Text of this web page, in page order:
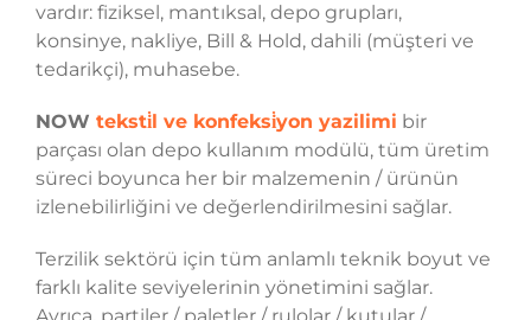
vardır: fiziksel, mantıksal, depo grupları,
konsinye, nakliye, Bill & Hold, dahili (müşteri ve
tedarikçi), muhasebe.
NOW teksti̇l ve konfeksi̇yon yazilimi bir
parçası olan depo kullanım modülü, tüm üretim
süreci boyunca her bir malzemenin / ürünün
izlenebilirliğini ve değerlendirilmesini sağlar.
Terzilik sektörü için tüm anlamlı teknik boyut ve
farklı kalite seviyelerinin yönetimini sağlar.